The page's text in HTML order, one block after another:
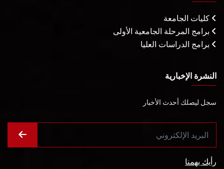
كليات الجامعة
برامج المرحلة الجامعية الأولى
برامج الدراسات العليا
النشرة الإخبارية
سجل ليصلك أحدث الأخبار
رأيك يهمنا